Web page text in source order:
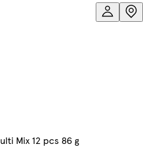
Mix 12 pcs 86 g